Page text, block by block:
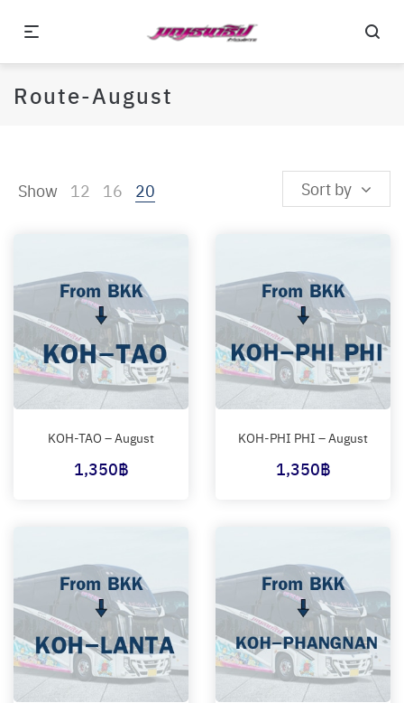
Route-August
Show 12 16 20 Sort by
KOH-TAO – August
1,350฿
KOH-PHI PHI – August
1,350฿